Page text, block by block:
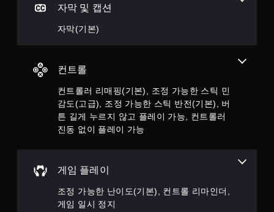
자막 및 캡션
자막(기본)
컨트롤
컨트롤러 리매핑(기본), 조정 가능한 스틱 민
감도(고급), 조정 가능한 스틱 반전(기본), 버
튼 길게 누르지 않고 플레이 가능, 컨트롤러
진동 없이 플레이 가능
튼
길
지
고
도
게
임
플
이
고
메
게임 플레이
조정 가능한 난이도(기본), 컨트롤 리마인더,
게임 일시 정지